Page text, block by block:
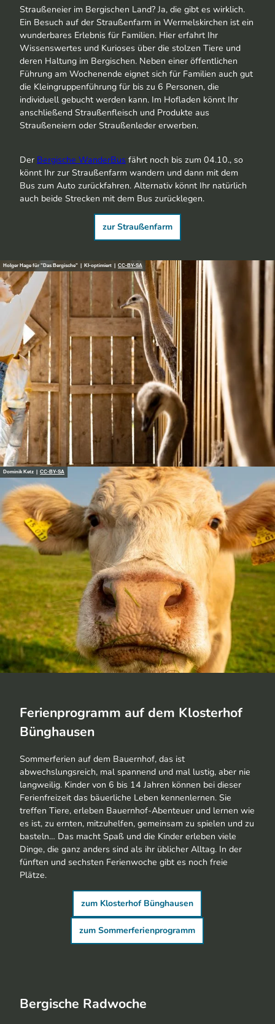
Straußeneier im Bergischen Land? Ja, die gibt es wirklich.
Ein Besuch auf der Straußenfarm in Wermelskirchen ist ein
wunderbares Erlebnis für Familien. Hier erfahrt Ihr
Wissenswertes und Kurioses über die stolzen Tiere und
deren Haltung im Bergischen. Neben einer öffentlichen
Führung am Wochenende eignet sich für Familien auch gut
die Kleingruppenführung für bis zu 6 Personen, die
individuell gebucht werden kann. Im Hofladen könnt Ihr
anschließend Straußenfleisch und Produkte aus
Straußeneiern oder Straußenleder erwerben.
Der Bergische WanderBus fährt noch bis zum 04.10., so
könnt Ihr zur Straußenfarm wandern und dann mit dem
Bus zum Auto zurückfahren. Alternativ könnt Ihr natürlich
auch beide Strecken mit dem Bus zurücklegen.
zur Straußenfarm
Holger Hage für "Das Bergische" | KI-optimiert | CC-BY-SA
Dominik Ketz | CC-BY-SA
Ferienprogramm auf dem Klosterhof
Bünghausen
Sommerferien auf dem Bauernhof, das ist
abwechslungsreich, mal spannend und mal lustig, aber nie
langweilig. Kinder von 6 bis 14 Jahren können bei dieser
Ferienfreizeit das bäuerliche Leben kennenlernen. Sie
treffen Tiere, erleben Bauernhof-Abenteuer und lernen wie
es ist, zu ernten, mitzuhelfen, gemeinsam zu spielen und zu
basteln… Das macht Spaß und die Kinder erleben viele
Dinge, die ganz anders sind als ihr üblicher Alltag. In der
fünften und sechsten Ferienwoche gibt es noch freie
Plätze.
zum Klosterhof Bünghausen
zum Sommerferienprogramm
Bergische Radwoche